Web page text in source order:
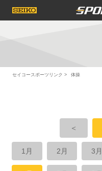
セイコースポーツリンク 体操
＜
1月 2月 3月